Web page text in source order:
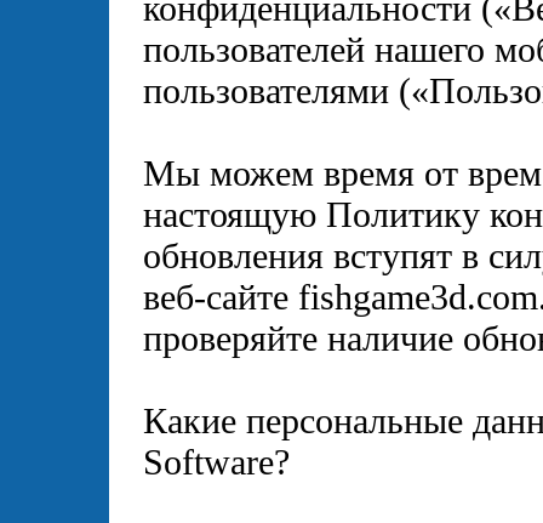
пользователей нашего
пользователями
Мы можем время от
настоящую Политику
обновления вступят в
веб-сайте
проверяйте наличие
Какие персональные
Software?